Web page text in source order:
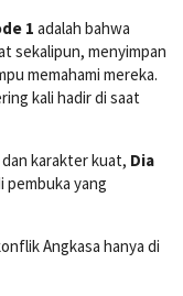
1 adalah bahwa
sekalipun, menyimpan
memahami mereka.
kali hadir di saat
karakter kuat, Dia
pembuka yang
Angkasa hanya di